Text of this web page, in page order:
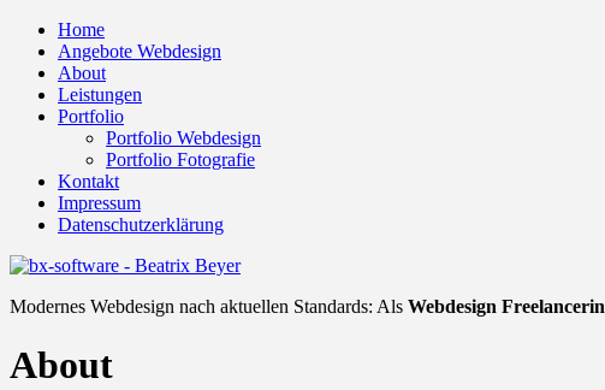
Home
Angebote Webdesign
About
Leistungen
Portfolio
Portfolio Webdesign
Portfolio Fotografie
Kontakt
Impressum
Datenschutzerklärung
Modernes Webdesign nach aktuellen Standards: Als Webdesign Freelancerin
About